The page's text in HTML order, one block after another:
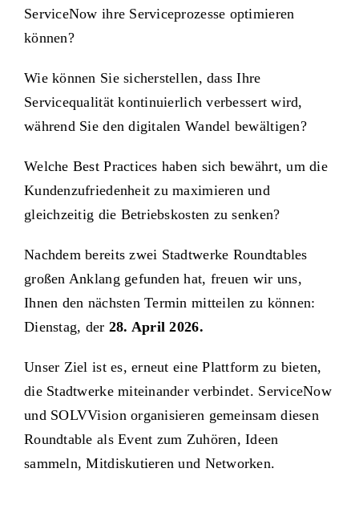
ServiceNow ihre Serviceprozesse optimieren
können?
Wie können Sie sicherstellen, dass Ihre
Servicequalität kontinuierlich verbessert wird,
während Sie den digitalen Wandel bewältigen?
Welche Best Practices haben sich bewährt, um die
Kundenzufriedenheit zu maximieren und
gleichzeitig die Betriebskosten zu senken?
Nachdem bereits zwei Stadtwerke Roundtables
großen Anklang gefunden hat, freuen wir uns,
Ihnen den nächsten Termin mitteilen zu können:
Dienstag, der 28. April 2026.
Unser Ziel ist es, erneut eine Plattform zu bieten,
die Stadtwerke miteinander verbindet. ServiceNow
und SOLVVision organisieren gemeinsam diesen
Roundtable als Event zum Zuhören, Ideen
sammeln, Mitdiskutieren und Networken.